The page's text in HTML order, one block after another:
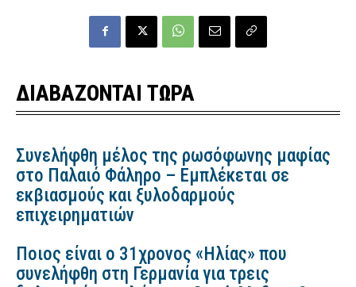
ΔΙΑΒΑΖΟΝΤΑΙ ΤΩΡΑ
Συνελήφθη μέλος της ρωσόφωνης μαφίας
στο Παλαιό Φάληρο – Εμπλέκεται σε
εκβιασμούς και ξυλοδαρμούς
επιχειρηματιών
Ποιος είναι ο 31χρονος «Ηλίας» που
συνελήφθη στη Γερμανία για τρεις